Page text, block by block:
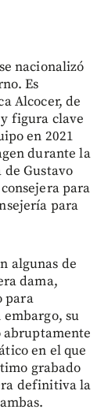
nacionalizó
Es
Alcocer, de
figura clave
en 2021
durante la
Gustavo
para
para
algunas de
dama,
para
embargo, su
abruptamente
en el que
grabado
definitiva la